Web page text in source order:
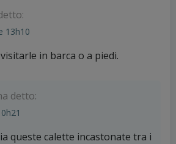
13h10
in barca o a piedi.
detto:
queste calette incastonate tra i